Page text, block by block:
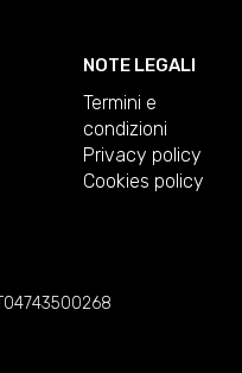
NOTE LEGALI
Termini e
condizioni
Privacy policy
Cookies policy